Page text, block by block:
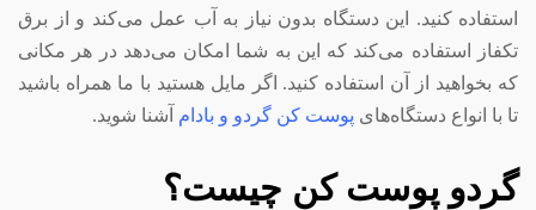
استفاده کنید. این دستگاه بدون نیاز به آب عمل می‌کند و از برق
تکفاز استفاده می‌کند که این به شما امکان می‌دهد در هر مکانی
که بخواهید از آن استفاده کنید. اگر مایل هستید با ما همراه باشید
تا با انواع دستگاه‌های پوست کن گردو و بادام آشنا شوید.
گردو پوست کن چیست؟